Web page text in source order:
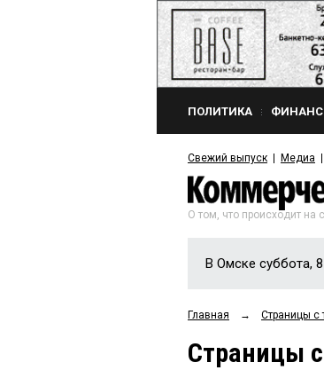
ПОЛИТИКА
Свежий выпуск Медиа
О том, что происходит на
В Омске суббота,
Главная → Страницы
Страницы